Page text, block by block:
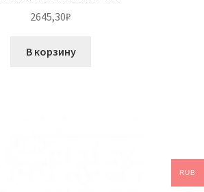
2645,30₽
В корзину
RUB